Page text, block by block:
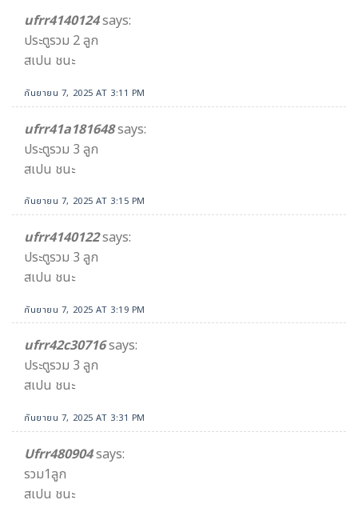
ufrr4140124says:
ประตูรวม 2 ลูก
สเปน ชนะ
กันยายน 7, 2025 AT 3:11 PM
ufrr41a181648says:
ประตูรวม 3 ลูก
สเปน ชนะ
กันยายน 7, 2025 AT 3:15 PM
ufrr4140122says:
ประตูรวม 3 ลูก
สเปน ชนะ
กันยายน 7, 2025 AT 3:19 PM
ufrr42c30716says:
ประตูรวม 3 ลูก
สเปน ชนะ
กันยายน 7, 2025 AT 3:31 PM
Ufrr480904says:
รวม1ลูก
สเปน ชนะ